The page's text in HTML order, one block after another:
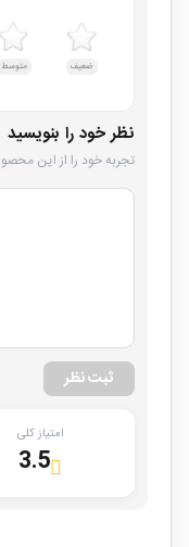
ضعیف متوسط
نظر خود را بنویسید
تجربه خود را از این
ثبت نظر
امتیاز کلی
3.5